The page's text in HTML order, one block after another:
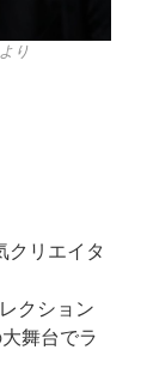
り
クリエイタ
クション
舞台でラ